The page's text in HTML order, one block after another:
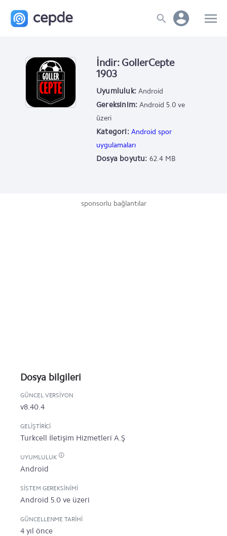
İndir: GollerCepte
1903
Uyumluluk: Android
Gereksinim: Android 5.0 ve
üzeri
Kategori: Android spor
uygulamaları
Dosya boyutu: 62.4 MB
sponsorlu bağlantılar
Dosya bilgileri
GÜNCEL VERSIYON
v8.40.4
GELIŞTIRICI
Turkcell İletişim Hizmetleri A.Ş
UYUMLULUK
Android
SISTEM GEREKSINIMI
Android 5.0 ve üzeri
GÜNCELLENME TARIHI
4 yıl önce